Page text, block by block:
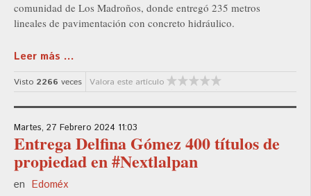
comunidad de Los Madroños, donde entregó 235 metros
lineales de pavimentación con concreto hidráulico.
Leer más ...
Visto 2266 veces Valora este artículo
Martes, 27 Febrero 2024 11:03
Entrega Delfina Gómez 400 títulos de
propiedad en #Nextlalpan
en Edoméx